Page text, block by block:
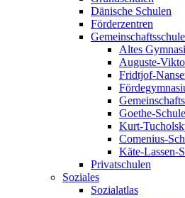
Dänische Schulen
Förderzentren
Altes
Auguste-
Fridtjof-
Goethe-Schule
Kurt-
Comenius-
Käte-Lassen-
Privatschulen
Soziales
Sozialatlas